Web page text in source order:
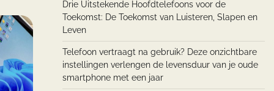
Drie Uitstekende Hoofdtelefoons voor de
Toekomst: De Toekomst van Luisteren, Slapen en
Leven
Telefoon vertraagt na gebruik? Deze onzichtbare
instellingen verlengen de levensduur van je oude
smartphone met een jaar